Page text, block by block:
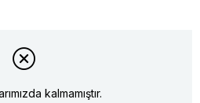
kalmamıştır.